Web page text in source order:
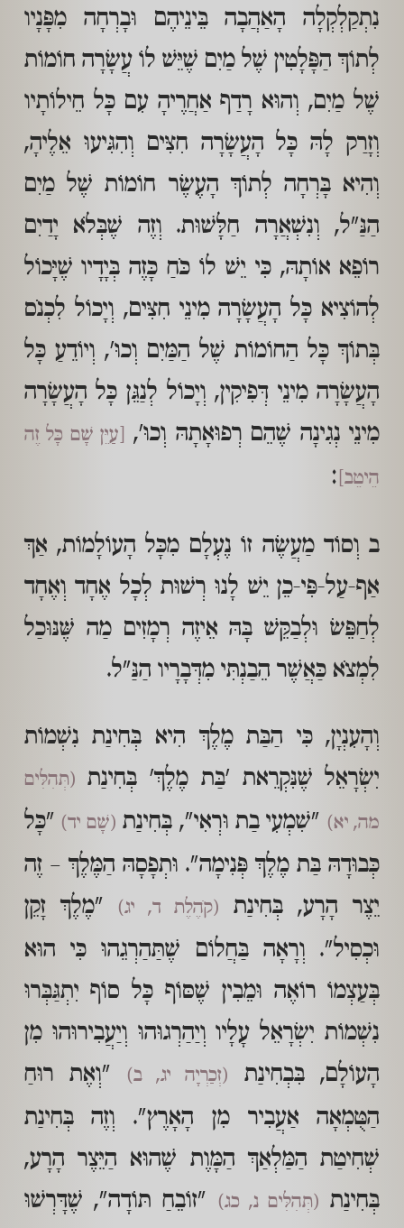
נִתְקַלְקְלָה הָאַהֲבָה בֵּינֵיהֶם וּבָרְחָה מִפָּנָיו
לְתוֹךְ הַפָּלָטִין שֶׁל מַיִם שֶׁיֵּשׁ לוֹ עֲשָׂרָה חוֹמוֹת
שֶׁל מַיִם, וְהוּא רָדַף אַחֲרֶיהָ עִם כָּל חֵילוֹתָיו
וְזָרַק לָהּ כָּל הָעֲשָׂרָה חִצִּים וְהִגִּיעוּ אֵלֶיהָ,
וְהִיא בָּרְחָה לְתוֹךְ הָעֶשֶׂר חוֹמוֹת שֶׁל מַיִם
הַנַּ"ל, וְנִשְׁאֲרָה חַלָּשׁוּת. וְזֶה שֶׁבְּלֹא יָדַיִם
רוֹפֵא אוֹתָהּ, כִּי יֵשׁ לוֹ כֹּחַ כָּזֶה בְּיָדָיו שֶׁיָּכוֹל
לְהוֹצִיא כָּל הָעֲשָׂרָה מִינֵי חִצִּים, וְיָכוֹל לִכְנֹס
בְּתוֹךְ כָּל הַחוֹמוֹת שֶׁל הַמַּיִם וְכוּ', וְיוֹדֵעַ כָּל
הָעֲשָׂרָה מִינֵי דְּפִיקִין, וְיָכוֹל לְנַגֵּן כָּל הָעֲשָׂרָה
מִינֵי נְגִינָה שֶׁהֵם רְפוּאָתָהּ וְכוּ',
[עַיֵּן שָׁם כָּל זֶה
הֵיטֵב] :
ב וְסוֹד מַעֲשֶׂה זוֹ נֶעְלָם מִכָּל הָעוֹלָמוֹת, אַךְ
אַף-עַל-פִּי-כֵן יֵשׁ לָנוּ רְשׁוּת לְכָל אֶחָד וְאֶחָד
לְחַפֵּשׂ וּלְבַקֵּשׁ בָּהּ אֵיזֶה רְמָזִים מַה שֶּׁנּוּכַל
לִמְצֹא כַּאֲשֶׁר הֵבַנְתִּי מִדְּבָרָיו הַנַּ"ל.
וְהָעִנְיָן, כִּי הַבַּת מֶלֶךְ הִיא בְּחִינַת נִשְׁמוֹת
יִשְׂרָאֵל שֶׁנִּקְרֵאת 'בַּת מֶלֶךְ' בְּחִינַת (תְּהִלִּים
מה, יא) "שִׁמְעִי בַת וּרְאִי", בְּחִינַת (שָׁם יד) "כָּל
כְּבוּדָהּ בַּת מֶלֶךְ פְּנִימָה". וּתְפָסָהּ הַמֶּלֶךְ – זֶה
יֵצֶר הָרָע, בְּחִינַת
(קֹהֶלֶת ד, יג)
"מֶלֶךְ זָקֵן
וּכְסִיל". וְרָאָה בַּחֲלוֹם שֶׁתַּהַרְגֵהוּ כִּי הוּא
בְּעַצְמוֹ רוֹאֶה וּמֵבִין שֶׁסּוֹף כָּל סוֹף יִתְגַּבְּרוּ
נִשְׁמוֹת יִשְׂרָאֵל עָלָיו וְיַהַרְגוּהוּ וְיַעֲבִירוּהוּ מִן
הָעוֹלָם, בִּבְחִינַת
(זְכַרְיָה יג, ב)
"וְאֶת רוּחַ
הַטֻּמְאָה אַעֲבִיר מִן הָאָרֶץ". וְזֶה בְּחִינַת
שְׁחִיטַת הַמַּלְאַךְ הַמָּוֶת שֶׁהוּא הַיֵּצֶר הָרָע,
בְּחִינַת (תְּהִלִּים נ, כג) "זוֹבֵחַ תּוֹדָה", שֶׁדָּרְשׁוּ